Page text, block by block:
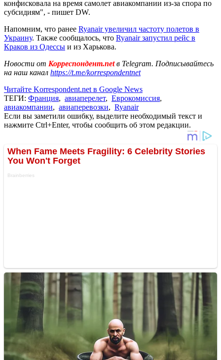
конфисковала на время самолет авиакомпании из-за спора по
субсидиям", - пишет DW.
Напомним, что ранее Ryanair увеличил частоту полетов в
Украину. Также сообщалось, что Ryanair запустил рейс в
Краков из Одессы и из Харькова.
Новости от Корреспондент.netв Telegram. Подписывайтесь
на наш канал https://t.me/korrespondentnet
Читайте Korrespondent.net в Google News
ТЕГИ: Франция, авиаперелет, Еврокомиссия,
авиакомпании, авиаперевозки, Ryanair
Если вы заметили ошибку, выделите необходимый текст и
нажмите Ctrl+Enter, чтобы сообщить об этом редакции.